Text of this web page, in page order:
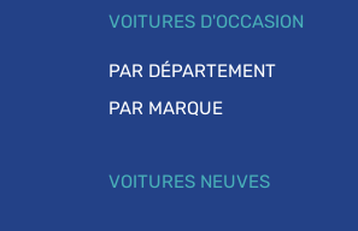
VOITURES D'OCCASION
PAR DÉPARTEMENT
PAR MARQUE
VOITURES NEUVES